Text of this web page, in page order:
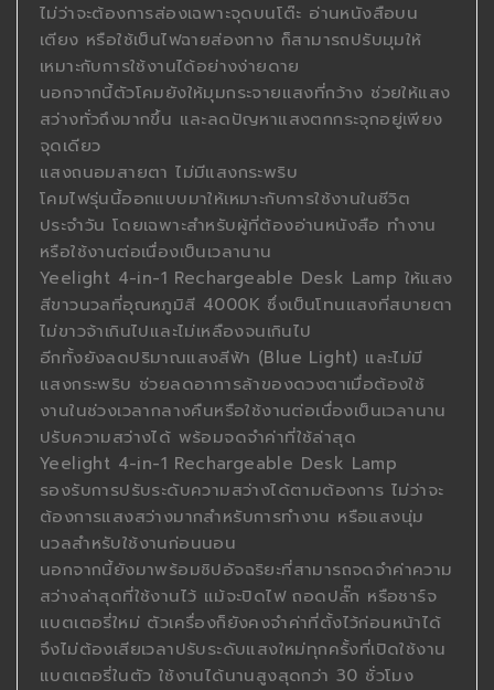
ไม่ว่าจะต้องการส่องเฉพาะจุดบนโต๊ะ อ่านหนังสือบน
เตียง หรือใช้เป็นไฟฉายส่องทาง ก็สามารถปรับมุมให้
เหมาะกับการใช้งานได้อย่างง่ายดาย
นอกจากนี้ตัวโคมยังให้มุมกระจายแสงที่กว้าง ช่วยให้แสง
สว่างทั่วถึงมากขึ้น และลดปัญหาแสงตกกระจุกอยู่เพียง
จุดเดียว
แสงถนอมสายตา ไม่มีแสงกระพริบ
โคมไฟรุ่นนี้ออกแบบมาให้เหมาะกับการใช้งานในชีวิต
ประจำวัน โดยเฉพาะสำหรับผู้ที่ต้องอ่านหนังสือ ทำงาน
หรือใช้งานต่อเนื่องเป็นเวลานาน
Yeelight 4-in-1 Rechargeable Desk Lamp ให้แสง
สีขาวนวลที่อุณหภูมิสี 4000K ซึ่งเป็นโทนแสงที่สบายตา
ไม่ขาวจ้าเกินไปและไม่เหลืองจนเกินไป
อีกทั้งยังลดปริมาณแสงสีฟ้า (Blue Light) และไม่มี
แสงกระพริบ ช่วยลดอาการล้าของดวงตาเมื่อต้องใช้
งานในช่วงเวลากลางคืนหรือใช้งานต่อเนื่องเป็นเวลานาน
ปรับความสว่างได้ พร้อมจดจำค่าที่ใช้ล่าสุด
Yeelight 4-in-1 Rechargeable Desk Lamp
รองรับการปรับระดับความสว่างได้ตามต้องการ ไม่ว่าจะ
ต้องการแสงสว่างมากสำหรับการทำงาน หรือแสงนุ่ม
นวลสำหรับใช้งานก่อนนอน
นอกจากนี้ยังมาพร้อมชิปอัจฉริยะที่สามารถจดจำค่าความ
สว่างล่าสุดที่ใช้งานไว้ แม้จะปิดไฟ ถอดปลั๊ก หรือชาร์จ
แบตเตอรี่ใหม่ ตัวเครื่องก็ยังคงจำค่าที่ตั้งไว้ก่อนหน้าได้
จึงไม่ต้องเสียเวลาปรับระดับแสงใหม่ทุกครั้งที่เปิดใช้งาน
แบตเตอรี่ในตัว ใช้งานได้นานสูงสุดกว่า 30 ชั่วโมง